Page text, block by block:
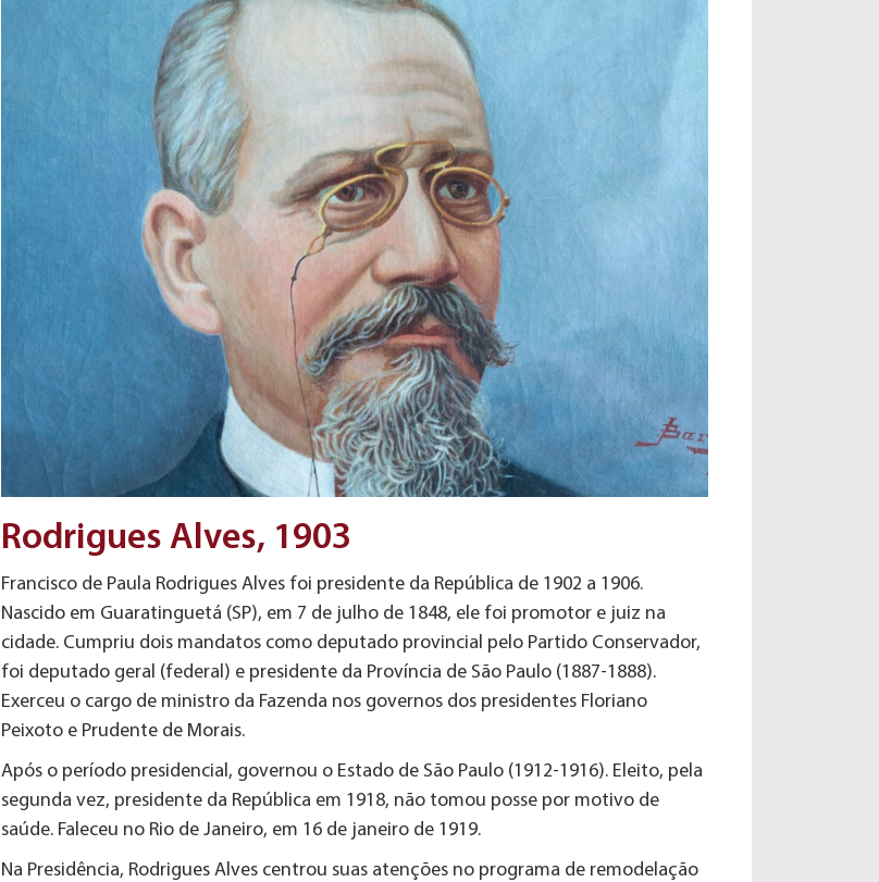
Rodrigues Alves, 1903
Francisco de Paula Rodrigues Alves foi presidente da República de 1902 a 1906.
Nascido em Guaratinguetá (SP), em 7 de julho de 1848, ele foi promotor e juiz na
cidade. Cumpriu dois mandatos como deputado provincial pelo Partido Conservador,
foi deputado geral (federal) e presidente da Província de São Paulo (1887-1888).
Exerceu o cargo de ministro da Fazenda nos governos dos presidentes Floriano
Peixoto e Prudente de Morais.
Após o período presidencial, governou o Estado de São Paulo (1912-1916). Eleito, pela
segunda vez, presidente da República em 1918, não tomou posse por motivo de
saúde. Faleceu no Rio de Janeiro, em 16 de janeiro de 1919.
Na Presidência, Rodrigues Alves centrou suas atenções no programa de remodelação